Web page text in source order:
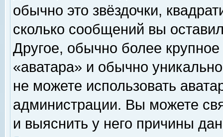
обычно это звёздочки,
сколько сообщений вы
Другое, обычно более
«аватара» и обычно
не можете использовать
администрации. Вы можете
и выяснить у него причины